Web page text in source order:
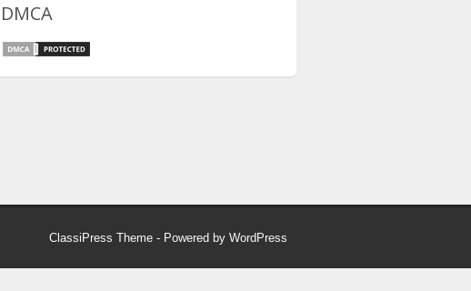
DMCA
ClassiPress Theme - Powered by WordPress